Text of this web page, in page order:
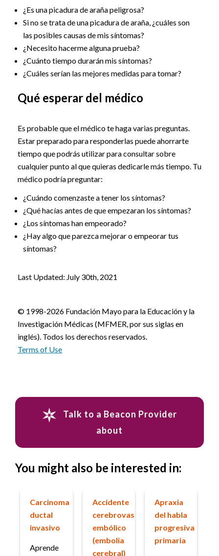
¿Es una picadura de araña peligrosa?
Si no se trata de una picadura de araña, ¿cuáles son
las posibles causas de mis síntomas?
¿Necesito hacerme alguna prueba?
¿Cuánto tiempo durarán mis síntomas?
¿Cuáles serían las mejores medidas para tomar?
Qué esperar del médico
Es probable que el médico te haga varias preguntas.
Estar preparado para responderlas puede ahorrarte
tiempo que podrás utilizar para consultar sobre
cualquier punto al que quieras dedicarle más tiempo. Tu
médico podría preguntar:
¿Cuándo comenzaste a tener los síntomas?
¿Qué hacías antes de que empezaran los síntomas?
¿Los síntomas han empeorado?
¿Hay algo que parezca mejorar o empeorar tus
síntomas?
Last Updated: July 30th, 2021
© 1998-2026 Fundación Mayo para la Educación y la
Investigación Médicas (MFMER, por sus siglas en
inglés). Todos los derechos reservados.
Terms of Use
Talk to a Beacon Provider
about
You might also be interested in:
Carcinoma
ductal
invasivo
Aprende
Accidente
cerebrovascular
embólico
(embolia
cerebral)
Apraxia
del habla
progresiva
primaria